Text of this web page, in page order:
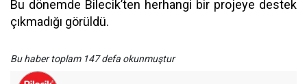
Bu dönemde Bilecik’ten herhangi bir projeye destek
çıkmadığı görüldü.
Bu haber toplam 147 defa okunmuştur